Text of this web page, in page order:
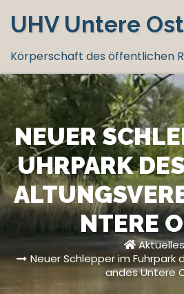
InhaltUHV Untere
Körperschaft des öffentlichen
NEUER
UHRPARK
NTERE
Aktuelles
Neuer Schlepper im Fuhrpark
andes Untere